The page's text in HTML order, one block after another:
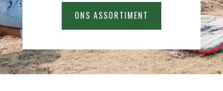
ONS ASSORTIMENT